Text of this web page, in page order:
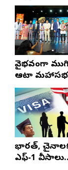
వైభవంగా
ఆటా
భారత్,
ఎఫ్-1